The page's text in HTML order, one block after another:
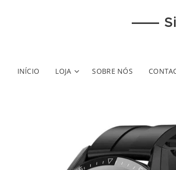
INÍCIO LOJA SOBRE NÓS